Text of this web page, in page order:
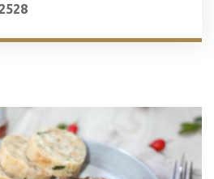
2528